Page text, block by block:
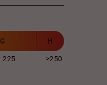
G H
225 >250